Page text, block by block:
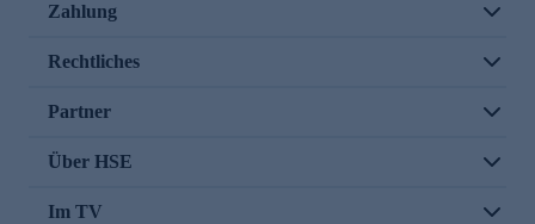
Zahlung
Rechtliches
Partner
Über HSE
Im TV